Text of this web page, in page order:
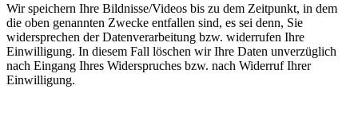
Wir speichern Ihre Bildnisse/Videos bis zu dem Zeitpunkt, in dem
die oben genannten Zwecke entfallen sind, es sei denn, Sie
widersprechen der Datenverarbeitung bzw. widerrufen Ihre
Einwilligung. In diesem Fall löschen wir Ihre Daten unverzüglich
nach Eingang Ihres Widerspruches bzw. nach Widerruf Ihrer
Einwilligung.